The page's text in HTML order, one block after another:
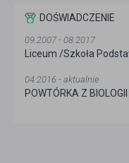
DOŚWIADCZENIE
09.2007 - 08.2017
Liceum /Szkoła
04.2016 - aktualnie
POWTÓRKA Z BIOLOGII